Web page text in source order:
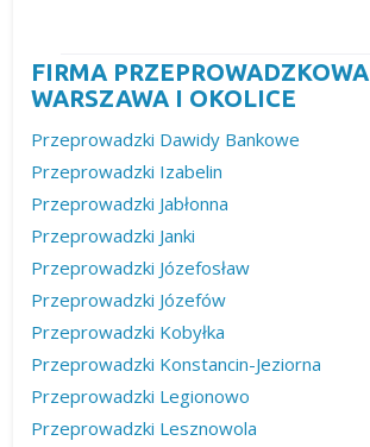
FIRMA PRZEPROWADZKOWA
WARSZAWA I OKOLICE
Przeprowadzki Dawidy Bankowe
Przeprowadzki Izabelin
Przeprowadzki Jabłonna
Przeprowadzki Janki
Przeprowadzki Józefosław
Przeprowadzki Józefów
Przeprowadzki Kobyłka
Przeprowadzki Konstancin-Jeziorna
Przeprowadzki Legionowo
Przeprowadzki Lesznowola